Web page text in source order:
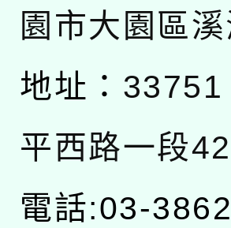
園市大園區
地址： 33751
平西路一段
電話:03-